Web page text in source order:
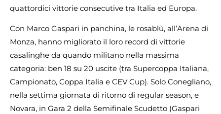
quattordici vittorie consecutive tra Italia ed Europa.
Con Marco Gaspari in panchina, le rosablù, all’Arena di
Monza, hanno migliorato il loro record di vittorie
casalinghe da quando militano nella massima
categoria: ben 18 su 20 uscite (tra Supercoppa Italiana,
Campionato, Coppa Italia e CEV Cup). Solo Conegliano,
nella settima giornata di ritorno di regular season, e
Novara, in Gara 2 della Semifinale Scudetto (Gaspari